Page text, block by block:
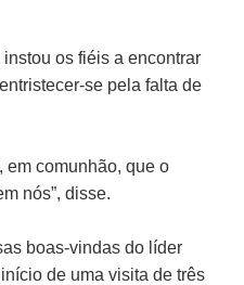
os fiéis a encontrar
se pela falta de
em comunhão, que o
nós”, disse.
boas-vindas do líder
de uma visita de três